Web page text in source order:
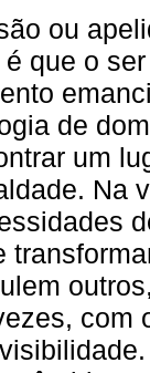
ou
que o
de
um
Na
com